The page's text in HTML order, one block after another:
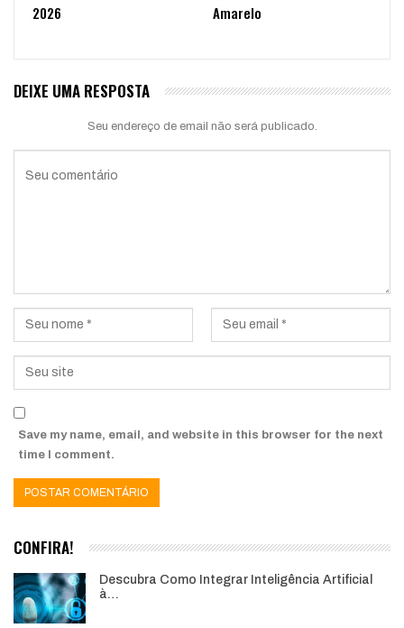
2026
Amarelo
DEIXE UMA RESPOSTA
Seu endereço de email não será publicado.
Save my name, email, and website in this browser for the next
time I comment.
CONFIRA!
Descubra Como Integrar Inteligência Artificial
à…